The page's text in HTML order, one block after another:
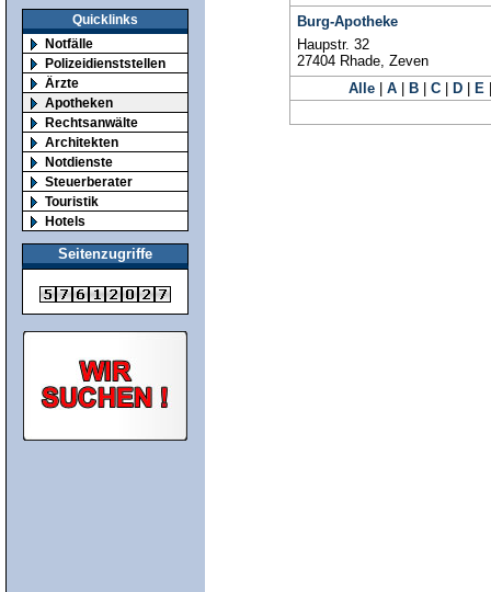
Quicklinks
Notfälle
Polizeidienststellen
Ärzte
Apotheken
Rechtsanwälte
Architekten
Notdienste
Steuerberater
Touristik
Hotels
Seitenzugriffe
Burg-Apotheke
Haupstr. 32
27404 Rhade, Zeven
Alle
A B C D E